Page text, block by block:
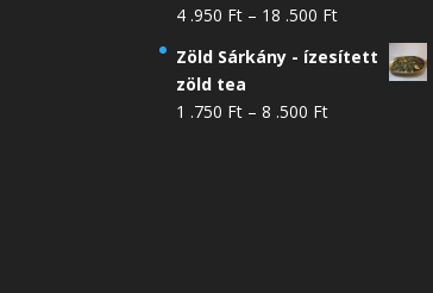
4 .950 Ft – 18 .500 FtÁrtartomány:
.950 Ft
Zöld Sárkány - ízesített
zöld tea
1 .750 Ft – 8 .500 FtÁrtartomány: